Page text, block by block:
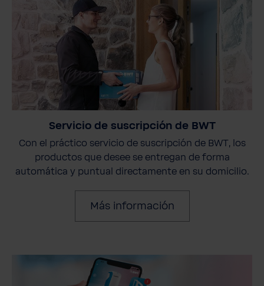
Servicio de suscripción de BWT
Con el práctico servicio de suscripción de BWT, los
productos que desee se entregan de forma
automática y puntual directamente en su domicilio.
Más información